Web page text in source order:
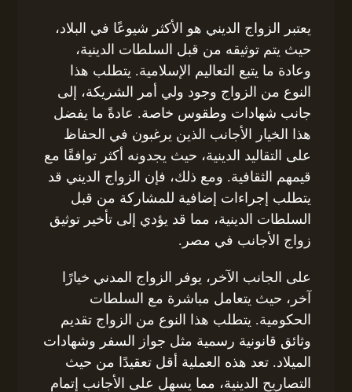
يعتبر الزواج الديني هو الأكثر شيوعًا في البلاد،
حيث يتم توثيقه من قبل السلطات الدينية،
وعادة ما يتبع التعاليم الإسلامية. يتطلب هذا
النوع من الزواج وجود ولي أمر الشريكة، إلى
جانب شهادات وطقوس خاصة. عادةً ما يفضل
هذا الخيار الأجانب الذين يرغبون في الحفاظ
على التقاليد الدينية، حيث يجدونه أكثر توافقًا مع
قيمهم الثقافية. ومع ذلك، فإن الزواج الديني قد
يتطلب إجراءات إضافية للمشاركة من قبل
السلطات الدينية، مما قد يؤدي إلى تأخير توثيق
زواج الأجانب في مصر.
على الجانب الآخر، يوفر الزواج المدني خيارًا
آخر، حيث يتعامل مباشرة مع السلطات
الحكومية. يتطلب هذا النوع من الزواج تقديم
وثائق قانونية رسمية مثل جواز السفر وشهادات
الميلاد. تعد هذه العملية أقل تعقيدًا من حيث
التصاريح الدينية، مما يسهل على الأجانب إتمام